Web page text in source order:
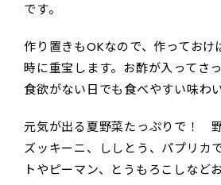
です。
作り置きもOKなので、作っておけ
時に重宝します。お酢が入ってさ
食欲がない日でも食べやすい味わい
元気が出る夏野菜たっぷりで！ 野
ズッキーニ、ししとう、パプリカ
トやピーマン、とうもろこしなど